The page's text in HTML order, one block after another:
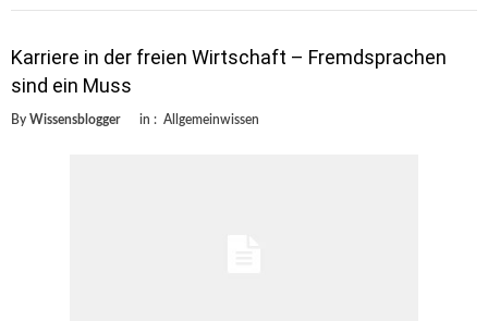
Karriere in der freien Wirtschaft – Fremdsprachen
sind ein Muss
By Wissensblogger in : Allgemeinwissen